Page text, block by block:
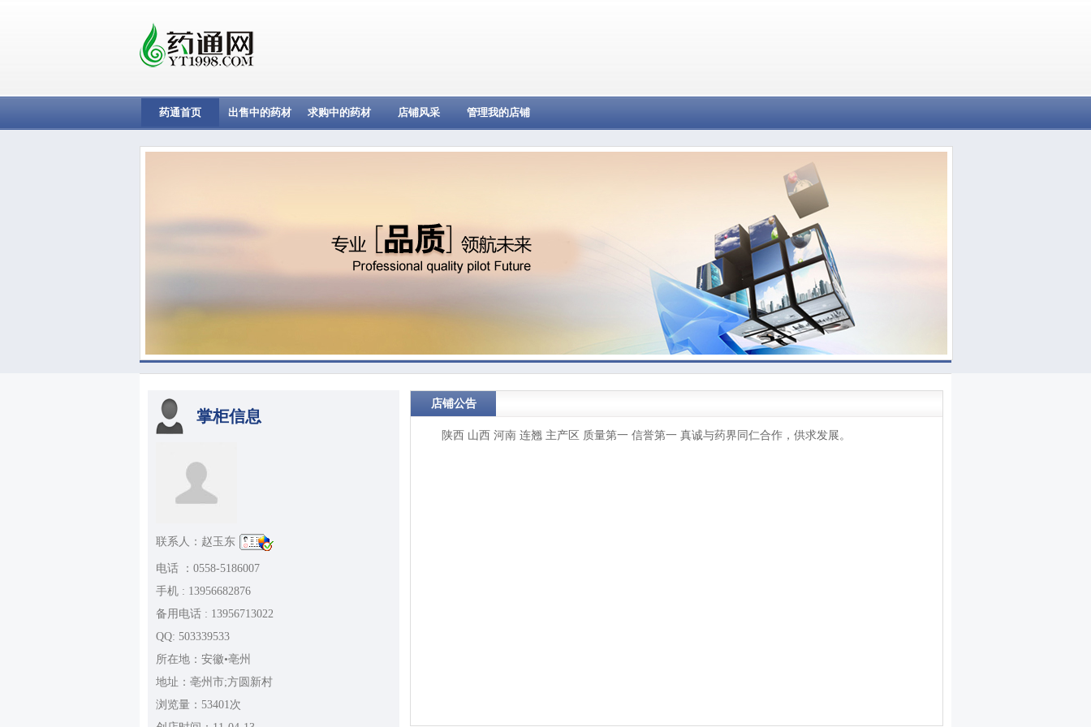
药通首页 出售中的药材 求购中的药材 店铺风采 管理我的店铺
掌柜信息
联系人：赵玉东
电话 ：0558-5186007
手机 : 13956682876
备用电话 : 13956713022
QQ: 503339533
所在地：安徽•亳州
地址：亳州市;方圆新村
浏览量：53401次
店铺公告
陕西 山西 河南 连翘 主产区 质量第一 信誉第一 真诚与药界同仁合作，供求发展。